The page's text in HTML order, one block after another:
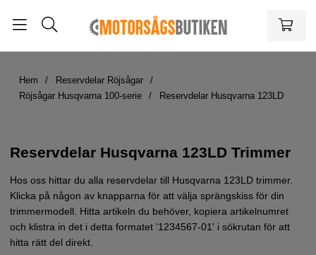
Hem
Reservdelar Röjsågar
Röjsågar Husqvarna 100-serie
Reservdelar Husqvarna 123LD
Reservdelar Husqvarna 123LD Trimmer
Hos oss hittar du alla reservdelar till Husqvarna 123LD trimmer.
Klicka på någon av knapparna för att välja sprängskiss för din
trimmermodell. Hitta artikeln du behöver, kopiera artikelnumret
och klistra in det i detta formatet '1234567-01' i sökrutan för att
hitta rätt del direkt.